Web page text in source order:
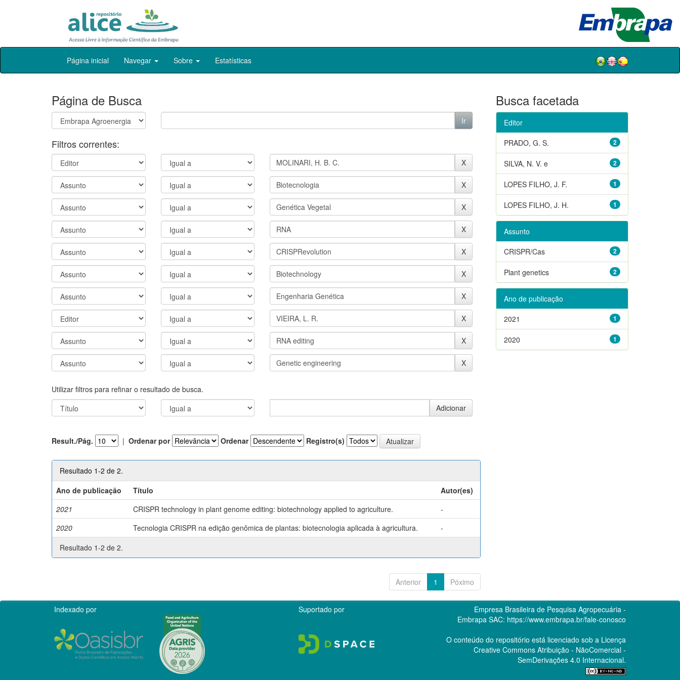
Skip
Página inicial Navegar Sobre Estatísticas
Página de Busca
Filtros correntes:
Utilizar filtros para refinar o resultado de busca.
Result./Pág. | Ordenar por Ordenar Registro(s)
Resultado 1-2 de 2.
Ano de publicação
Título
Autor(es)
2021
CRISPR technology in plant genome editing: biotechnology applied to agriculture.
-
2020
Tecnologia CRISPR na edição genômica de plantas: biotecnologia aplicada à agricultura.
-
Resultado 1-2 de 2.
Anterior 1 Póximo
Busca facetada
Editor
2
PRADO, G. S.
2
SILVA, N. V. e
1
LOPES FILHO, J. F.
1
LOPES FILHO, J. H.
Assunto
2
CRISPR/Cas
2
Plant genetics
Ano de publicação
1
2021
1
2020
Indexado por Suportado por
Empresa Brasileira de Pesquisa Agropecuária -
Embrapa SAC: https://www.embrapa.br/fale-conosco
O conteúdo do repositório está licenciado sob a Licença
Creative CommonsAtribuição - NãoComercial -
SemDerivações 4.0 Internacional.